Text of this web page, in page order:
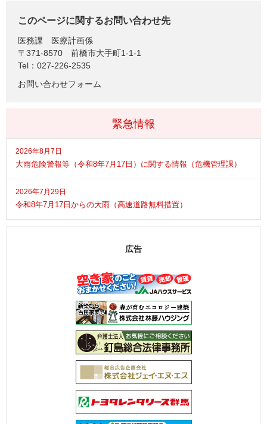
このページに関するお問い合わせ先
医務課
医療計画係
〒371-8570
前橋市大手町1-1-1
Tel：027-226-2535
お問い合わせフォーム
緊急情報
2026年8月7日
大雨危険警報等（令和8年7月17日）に関する情報（危機管理課）
2026年7月29日
令和8年7月17日からの大雨（高速道路無料措置）
広告